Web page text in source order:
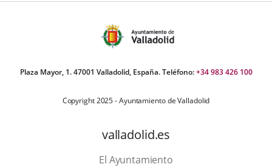
Plaza Mayor, 1. 47001 Valladolid, España. Teléfono:+34 983 426 100
Copyright 2025 - Ayuntamiento de Valladolid
valladolid.es
El Ayuntamiento